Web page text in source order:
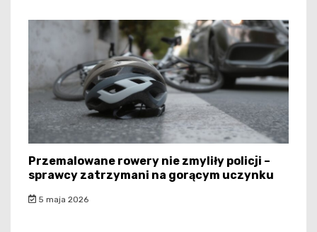
Przemalowane rowery nie zmyliły policji –
sprawcy zatrzymani na gorącym uczynku
5 maja 2026